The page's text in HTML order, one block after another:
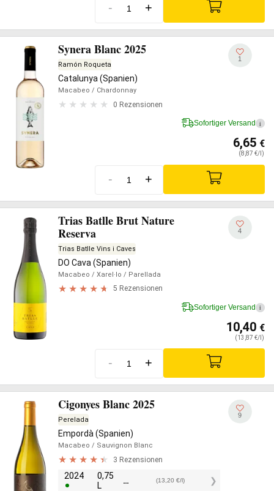
- +
Synera Blanc 2025
Ramón Roqueta
Catalunya (Spanien)
Macabeo / Chardonnay
0 Rezensionen
1
Sofortiger Versand i
6,65 €
(8,87 €/l)
- +
Trias Batlle Brut Nature
Reserva
Trias Batlle Vins i Caves
DO Cava (Spanien)
Macabeo / Xarel·lo / Parellada
5 Rezensionen
4
Sofortiger Versand i
10,40 €
(13,87 €/l)
- +
Cigonyes Blanc 2025
Perelada
Empordà (Spanien)
Macabeo / Sauvignon Blanc
3 Rezensionen
2024
0,75
L
9,90 (13,20 €/l)
9